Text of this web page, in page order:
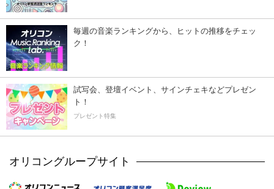
毎週の音楽ランキングから、ヒットの推移をチェッ
ク！
試写会、登壇イベント、サインチェキなどプレゼン
ト！
プレゼント特集
オリコングループサイト